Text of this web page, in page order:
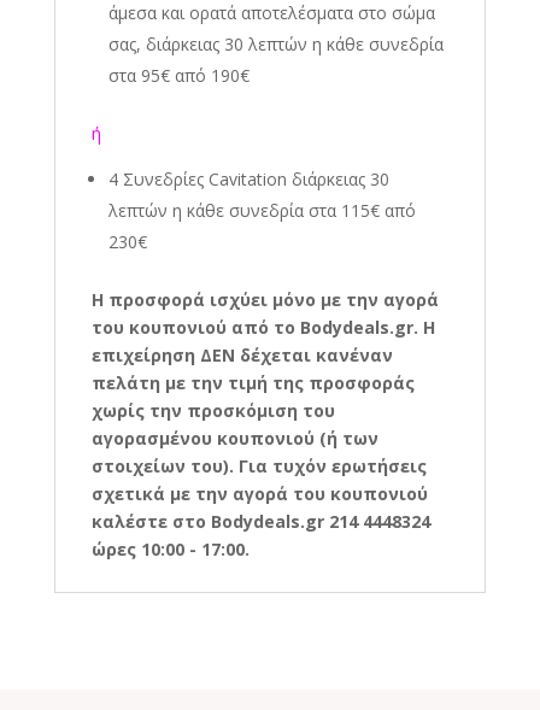
άμεσα και ορατά αποτελέσματα στο σώμα
σας, διάρκειας 30 λεπτών η κάθε συνεδρία
στα 95€ από 190€
ή
4 Συνεδρίες Cavitation διάρκειας 30
λεπτών η κάθε συνεδρία στα 115€ από
230€
Η προσφορά ισχύει μόνο με την αγορά
του κουπονιού από το Bodydeals.gr. Η
επιχείρηση ΔΕΝ δέχεται κανέναν
πελάτη με την τιμή της προσφοράς
χωρίς την προσκόμιση του
αγορασμένου κουπονιού (ή των
στοιχείων του). Για τυχόν ερωτήσεις
σχετικά με την αγορά του κουπονιού
καλέστε στο Bodydeals.gr 214 4448324
ώρες 10:00 - 17:00.